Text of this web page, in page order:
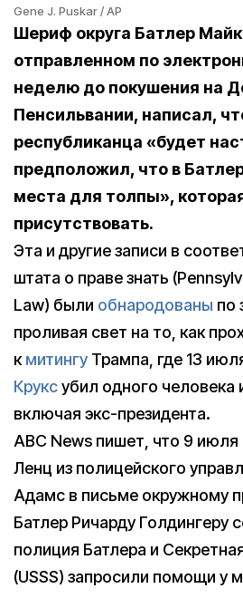
Gene J. Puskar / AP
Шериф округа Батлер
отправленном по
неделю до покушения на
Пенсильвании, написал,
республиканца «будет
предположил, что в
места для толпы»,
присутствовать.
Эта и другие записи в
штата о праве знать
Law) были обнародованы по
проливая свет на то, как
кмитингу Трампа, где 13
Круксубил одного человека
включая экс-президента.
ABC News пишет, что 9
Ленц из полицейского
Адамс в письме окружному
Батлер Ричарду Голдингеру
полиция Батлера и
(USSS) запросили помощи у